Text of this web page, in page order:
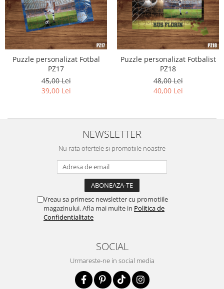
Puzzle personalizat Fotbal
PZ17
45,00 Lei
39,00 Lei
Puzzle personalizat Fotbalist
PZ18
48,00 Lei
40,00 Lei
NEWSLETTER
Nu rata ofertele si promotiile noastre
Vreau sa primesc newsletter cu promotiile
magazinului. Afla mai multe in Politica de
Confidentialitate
SOCIAL
Urmareste-ne in social media